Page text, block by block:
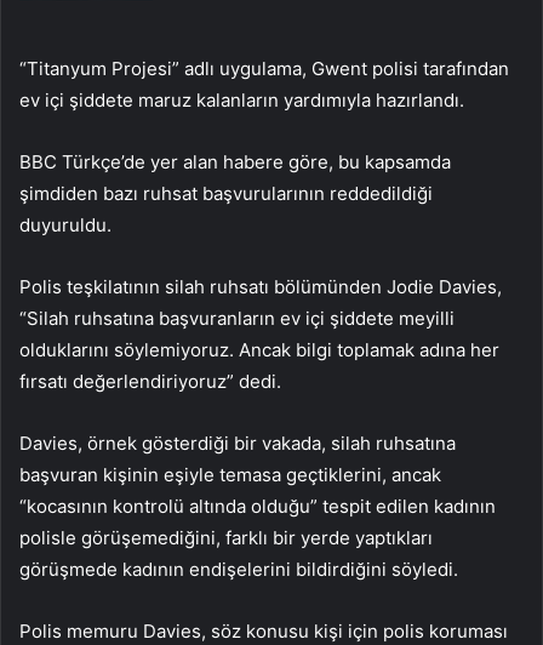
“Titanyum Projesi” adlı uygulama, Gwent polisi tarafından
ev içi şiddete maruz kalanların yardımıyla hazırlandı.
BBC Türkçe’de yer alan habere göre, bu kapsamda
şimdiden bazı ruhsat başvurularının reddedildiği
duyuruldu.
Polis teşkilatının silah ruhsatı bölümünden Jodie Davies,
“Silah ruhsatına başvuranların ev içi şiddete meyilli
olduklarını söylemiyoruz. Ancak bilgi toplamak adına her
fırsatı değerlendiriyoruz” dedi.
Davies, örnek gösterdiği bir vakada, silah ruhsatına
başvuran kişinin eşiyle temasa geçtiklerini, ancak
“kocasının kontrolü altında olduğu” tespit edilen kadının
polisle görüşemediğini, farklı bir yerde yaptıkları
görüşmede kadının endişelerini bildirdiğini söyledi.
Polis memuru Davies, söz konusu kişi için polis koruması